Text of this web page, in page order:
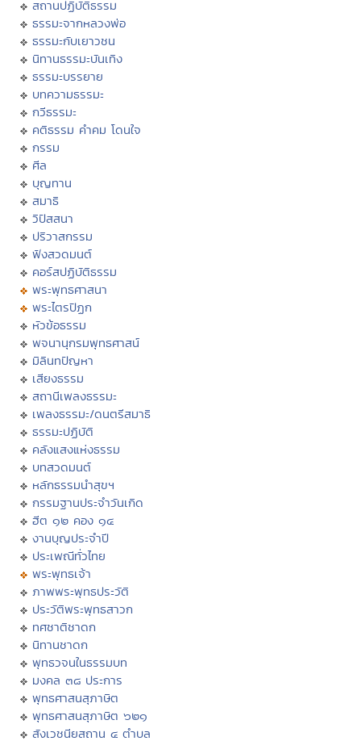
สถานปฏิบัติธรรม
ธรรมะจากหลวงพ่อ
ธรรมะกับเยาวชน
นิทานธรรมะบันเทิง
ธรรมะบรรยาย
บทความธรรมะ
กวีธรรมะ
คติธรรม คำคม โดนใจ
กรรม
ศีล
บุญทาน
สมาธิ
วิปัสสนา
ปริวาสกรรม
ฟังสวดมนต์
คอร์สปฏิบัติธรรม
พระพุทธศาสนา
พระไตรปิฏก
หัวข้อธรรม
พจนานุกรมพุทธศาสน์
มิลินทปัญหา
เสียงธรรม
สถานีเพลงธรรมะ
เพลงธรรมะ/ดนตรีสมาธิ
ธรรมะปฏิบัติ
คลังแสงแห่งธรรม
บทสวดมนต์
หลักธรรมนำสุขฯ
กรรมฐานประจำวันเกิด
ฮีต ๑๒ คอง ๑๔
งานบุญประจำปี
ประเพณีทั่วไทย
พระพุทธเจ้า
ภาพพระพุทธประวัติ
ประวัติพระพุทธสาวก
ทศชาติชาดก
นิทานชาดก
พุทธวจนในธรรมบท
มงคล ๓๘ ประการ
พุทธศาสนสุภาษิต
พุทธศาสนสุภาษิต ๖๒๑
สังเวชนียสถาน ๔ ตำบล